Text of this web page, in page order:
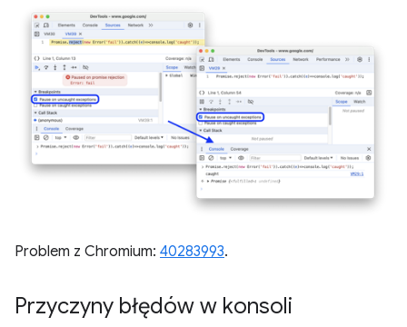
Problem z Chromium: 40283993.
Przyczyny błędów w konsoli